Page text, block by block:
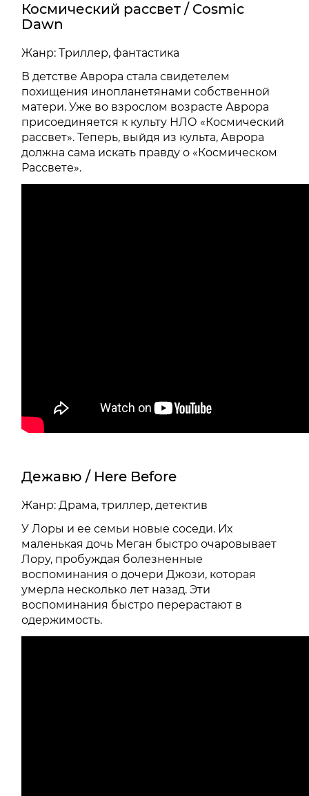
Космический рассвет / Cosmic
Dawn
Жанр: Триллер, фантастика
В детстве Аврора стала свидетелем
похищения инопланетянами собственной
матери. Уже во взрослом возрасте Аврора
присоединяется к культу НЛО «Космический
рассвет». Теперь, выйдя из культа, Аврора
должна сама искать правду о «Космическом
Рассвете».
Дежавю / Here Before
Жанр: Драма, триллер, детектив
У Лоры и ее семьи новые соседи. Их
маленькая дочь Меган быстро очаровывает
Лору, пробуждая болезненные
воспоминания о дочери Джози, которая
умерла несколько лет назад. Эти
воспоминания быстро перерастают в
одержимость.